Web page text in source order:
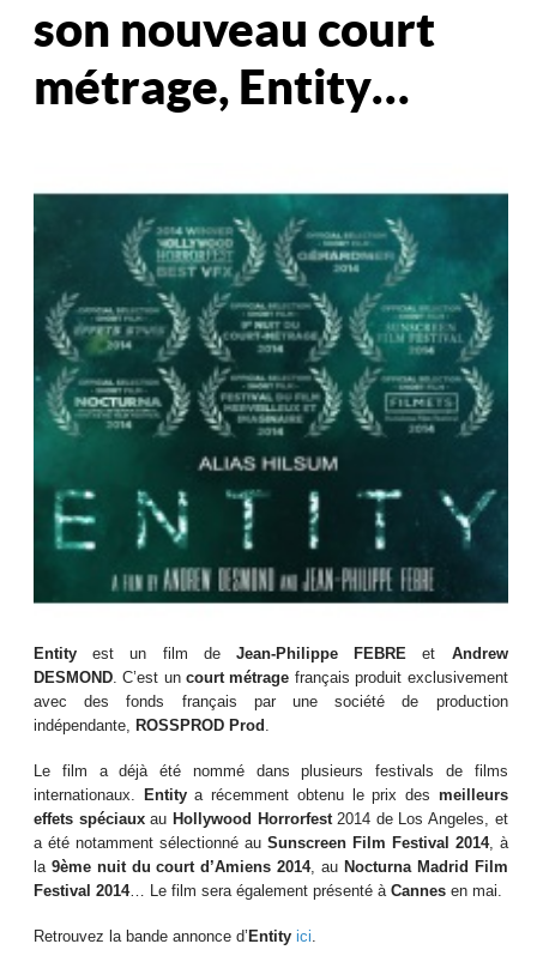
son nouveau court
métrage, Entity…
Entity est un film de Jean-Philippe FEBRE et Andrew
DESMOND. C’est uncourt métrage français produit exclusivement
avec des fonds français par une société de production
indépendante, ROSSPROD Prod .
Le film a déjà été nommé dans plusieurs festivals de films
internationaux.
Entitya récemment obtenu le prix des meilleurs
effets spéciauxau Hollywood Horrorfest2014 de Los Angeles, et
a été notamment sélectionné au Sunscreen Film Festival 2014, à
la 9èmenuit du court d’Amiens 2014, au Nocturna Madrid Film
Festival 2014… Le film sera également présenté àCannes en mai.
Retrouvez la bande annonce d’ Entity ici.